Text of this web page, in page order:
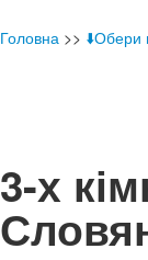
Головна >> ⬇️Обери
3-х